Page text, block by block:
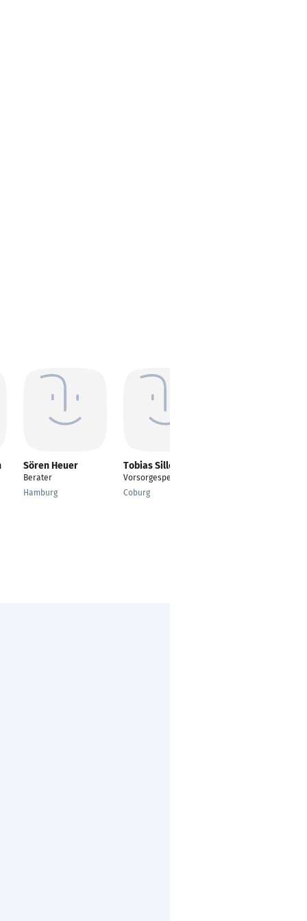
Sören Heuer
Berater
Hamburg
Tobias Siller
Vorsorgespezialist
Coburg